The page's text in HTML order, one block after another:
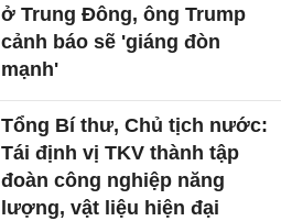
ở Trung Đông, ông Trump
cảnh báo sẽ 'giáng đòn
mạnh'
Tổng Bí thư, Chủ tịch nước:
Tái định vị TKV thành tập
đoàn công nghiệp năng
lượng, vật liệu hiện đại